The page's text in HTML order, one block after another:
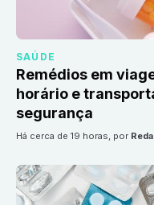
SAÚDE
Remédios em
horário e
segurança
há cerca de 19 horas, por